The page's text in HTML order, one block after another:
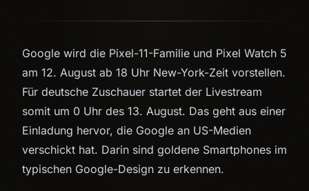
Google wird die Pixel-11-Familie und Pixel Watch 5
am 12. August ab 18 Uhr New-York-Zeit vorstellen.
Für deutsche Zuschauer startet der Livestream
somit um 0 Uhr des 13. August. Das geht aus einer
Einladung hervor, die Google an US-Medien
verschickt hat. Darin sind goldene Smartphones im
typischen Google-Design zu erkennen.